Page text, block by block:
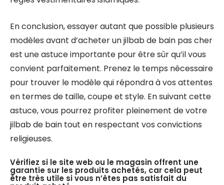
En conclusion, essayer autant que possible plusieurs
modèles avant d’acheter un jilbab de bain pas cher
est une astuce importante pour être sûr qu’il vous
convient parfaitement. Prenez le temps nécessaire
pour trouver le modèle qui répondra à vos attentes
en termes de taille, coupe et style. En suivant cette
astuce, vous pourrez profiter pleinement de votre
jilbab de bain tout en respectant vos convictions
religieuses.
Vérifiez si le site web ou le magasin offrent une
garantie sur les produits achetés, car cela peut
être très utile si vous n’êtes pas satisfait du